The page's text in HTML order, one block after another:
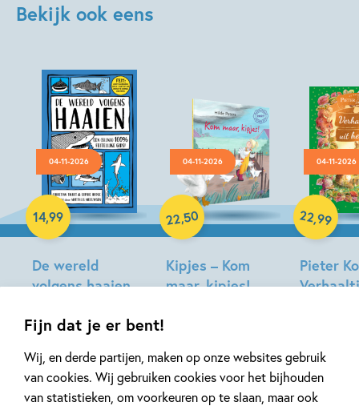
Fijn dat je er bent!
Wij, en derde partijen, maken op onze websites gebruik
van cookies. Wij gebruiken cookies voor het bijhouden
van statistieken, om voorkeuren op te slaan, maar ook
Bekijk ook eens
04-11-2026
De wereld
volgens haaien
Talbot,
Sophie
Hodge
14,99
Hardcover
04-11-2026
Kipjes – Kom
maar, kipjes!
Peters
22,50
Hardcover
04-11-2026
Pieter
Potter
22,99
Hardcover